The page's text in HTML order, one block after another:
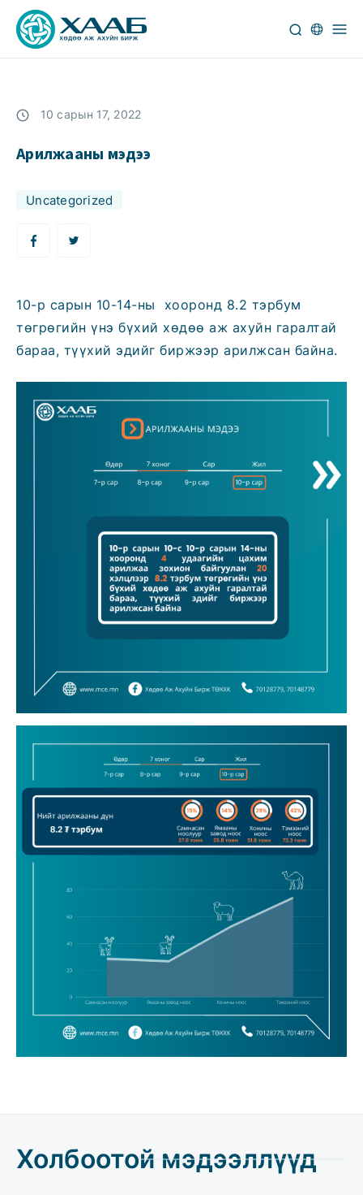
10 сарын 17, 2022
Арилжааны мэдээ
Uncategorized
10-р сарын 10-14-ны хооронд 8.2 тэрбум
төгрөгийн үнэ бүхий хөдөө аж ахуйн гаралтай
бараа, түүхий эдийг биржээр арилжсан байна.
Холбоотой мэдээллүүд